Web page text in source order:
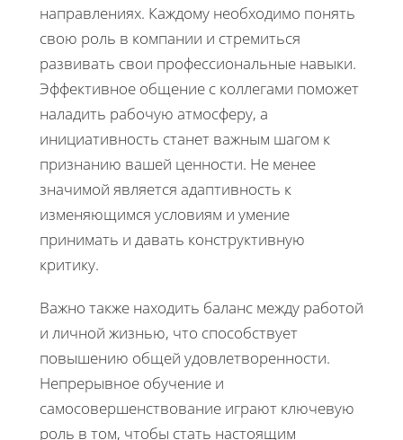
направлениях. Каждому необходимо понять
свою роль в компании и стремиться
развивать свои профессиональные навыки.
Эффективное общение с коллегами поможет
наладить рабочую атмосферу, а
инициативность станет важным шагом к
признанию вашей ценности. Не менее
значимой является адаптивность к
изменяющимся условиям и умение
принимать и давать конструктивную
критику.
Важно также находить баланс между работой
и личной жизнью, что способствует
повышению общей удовлетворенности.
Непрерывное обучение и
самосовершенствование играют ключевую
роль в том, чтобы стать настоящим